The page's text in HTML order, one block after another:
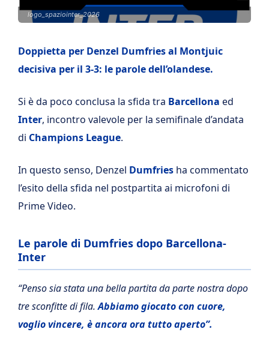
logo_spaziointer_2026
Doppietta per Denzel Dumfries al Montjuic
decisiva per il 3-3: le parole dell’olandese.
Si è da poco conclusa la sfida tra Barcellona ed
Inter, incontro valevole per la semifinale d’andata
di Champions League.
In questo senso, Denzel Dumfries ha commentato
l’esito della sfida nel postpartita ai microfoni di
Prime Video.
Le parole di Dumfries dopo Barcellona-
Inter
“Penso sia stata una bella partita da parte nostra dopo
tre sconfitte di fila.Abbiamo giocato con cuore,
voglio vincere, è ancora ora tutto aperto”.